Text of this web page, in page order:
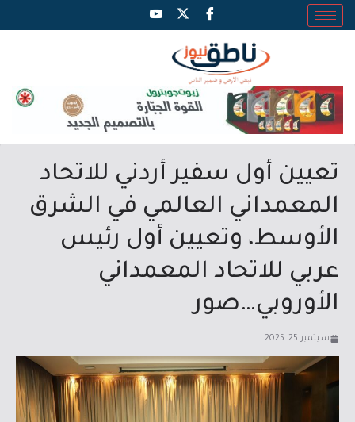
تعيين أول سفير أردني للاتحاد
المعمداني العالمي في الشرق
الأوسط، وتعيين أول رئيس
عربي للاتحاد المعمداني
الأوروبي…صور
سبتمبر 25, 2025